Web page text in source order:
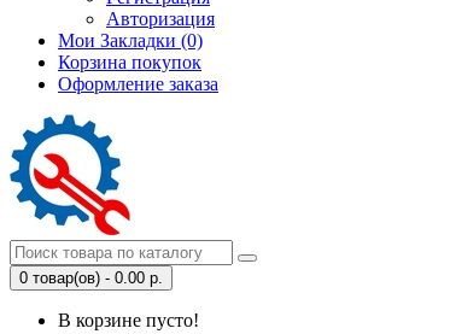
Авторизация
Мои Закладки (0)
Корзина покупок
Оформление заказа
0 товар(ов) - 0.00 р.
В корзине пусто!